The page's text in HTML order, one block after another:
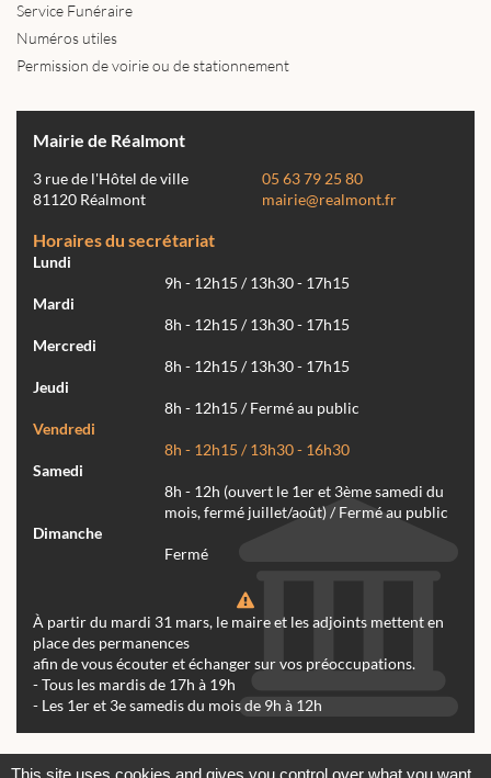
Service Funéraire
Numéros utiles
Permission de voirie ou de stationnement
Mairie de Réalmont
3 rue de l'Hôtel de ville
81120 Réalmont
05 63 79 25 80
mairie@realmont.fr
Horaires du secrétariat
Lundi
9h - 12h15 / 13h30 - 17h15
Mardi
8h - 12h15 / 13h30 - 17h15
Mercredi
8h - 12h15 / 13h30 - 17h15
Jeudi
8h - 12h15 / Fermé au public
Vendredi
8h - 12h15 / 13h30 - 16h30
Samedi
8h - 12h (ouvert le 1er et 3ème samedi du
mois, fermé juillet/août) / Fermé au public
Dimanche
Fermé
À partir du mardi 31 mars, le maire et les adjoints mettent en
place des permanences
afin de vous écouter et échanger sur vos préoccupations.
- Tous les mardis de 17h à 19h
- Les 1er et 3e samedis du mois de 9h à 12h
This site uses cookies and gives you control over what you want